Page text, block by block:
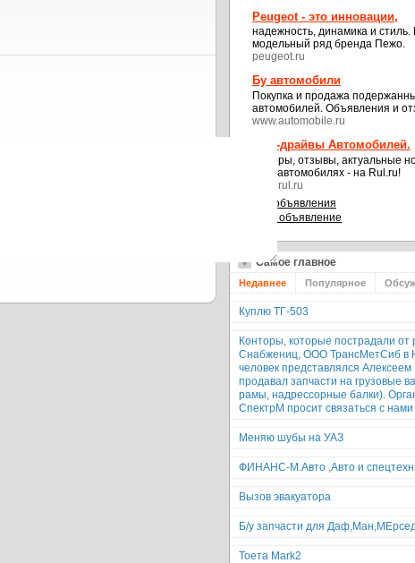
Peugeot - это инновации,
надежность, динамика и стиль.
модельный ряд бренда Пежо.
peugeot.ru
Бу автомобили
Покупка и продажа
автомобилей. Объявления и
www.automobile.ru
Тест-драйвы Автомобилей.
Обзоры, отзывы, актуальные
всех автомобилях - на Rul.ru!
www.rul.ru
Все объявления
Дать объявление
Самое главное
Недавнее Популярное
Куплю ТГ-503
Конторы, которые пострадали
Снабжениц, ООО ТрансМетСиб в
человек представлялся
продавал запчасти на грузовые
рамы, надрессорные балки).
СпектрМ просит связаться с нами
Меняю шубы на УАЗ
ФИНАНС-М.Авто ,Авто и
Вызов эвакуатора
Б/у запчасти для
Тоета Mark2